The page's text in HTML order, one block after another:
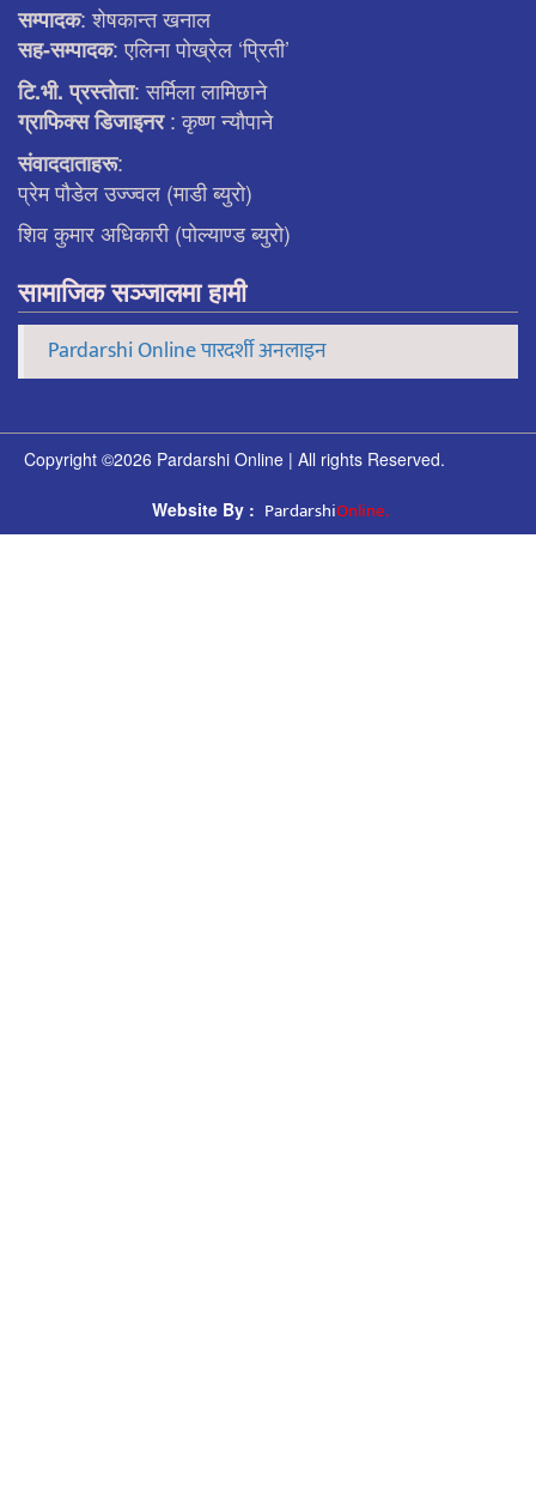
सम्पादक: शेषकान्त खनाल
सह-सम्पादक: एलिना पाेख्रेल ‘प्रिती’
टि.भी. प्रस्ताेता: सर्मिला लामिछाने
ग्राफिक्स डिजाइनर: कृष्ण न्याैपाने
संवाददाताहरू:
प्रेम पौडेल उज्ज्वल (माडी ब्युरो)
शिव कुमार अधिकारी (पोल्याण्ड ब्युरो)
सामाजिक सञ्जालमा हामी
Pardarshi Online पारदर्शी अनलाइन
Copyright ©2026 Pardarshi Online | All rights Reserved.
Website By : PardarshiOnline.